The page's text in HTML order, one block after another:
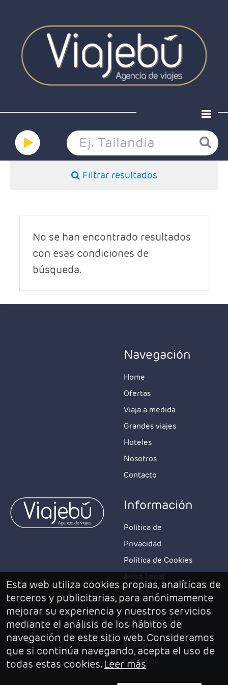
Home
Ofertas
Viaja a medida
Grandes viajes
Contacto
Filtrar resultados
No se han encontrado resultados
con esas condiciones de
búsqueda.
Navegación
Home
Ofertas
Viaja a medida
Grandes viajes
Hoteles
Nosotros
Contacto
Información
Política de
Privacidad
Política de Cookies
Sitemap
¡Síguenos!
Instagram
Facebook
Esta web utiliza cookies propias, analíticas de
terceros y publicitarias, para anónimamente
mejorar su experiencia y nuestros servicios
mediante el análisis de los hábitos de
navegación de este sitio web. Consideramos
que si continúa navegando, acepta el uso de
todas estas cookies. Leer más